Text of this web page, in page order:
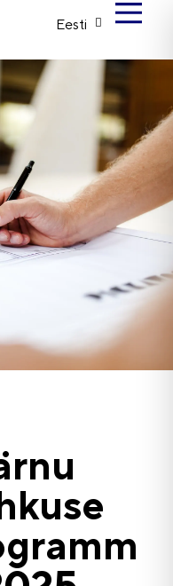
Eesti